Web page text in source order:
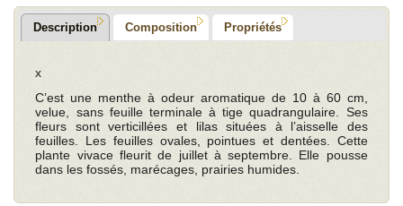
Description Composition Propriétés
x
C’est une menthe à odeur aromatique de 10 à 60 cm,
velue, sans feuille terminale à tige quadrangulaire. Ses
fleurs sont verticillées et lilas situées à l’aisselle des
feuilles. Les feuilles ovales, pointues et dentées. Cette
plante vivace fleurit de juillet à septembre. Elle pousse
dans les fossés, marécages, prairies humides.